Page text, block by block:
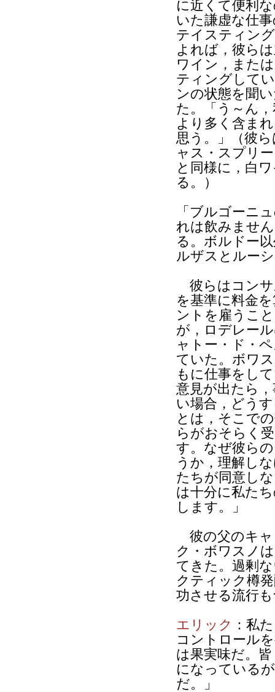
に近くて便利
いた謙虚な仕
テイスティン
よれば，彼ら
ワイン，また
ティングして
ンの状態を聞
た。「う～ん
より多く含ま
思う。」（彼
ャス・スプリ
と同様に，白
る。）
「ブルゴーニ
れは飲みませ
る。ボルドー
ルザスとルー
彼らはコンサ
を基準に料金
ントを雇うこ
が，ロデレー
ャトー・ド・
ていた。ボワ
もに仕事をし
意見が出たら
い場合，どう
とは，そこで
らがおそらく
す。なぜ彼ら
うか，理解し
たちが同意し
は十分に私た
します。」
彼の父のキャ
ク・ボワスノ
てきた。過剰
クティック樽
功させる流行
エリック ：私
コントロール
は果実味だ。
になっている
だ。」